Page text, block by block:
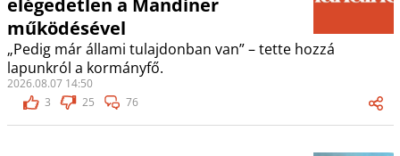
elégedetlen a Mandiner
működésével
„Pedig már állami tulajdonban van” – tette hozzá
lapunkról a kormányfő.
2026.08.07 14:50
3
25 76